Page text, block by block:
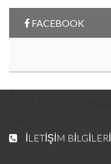
FACEBOOK
İLETIŞIM BILGILERI